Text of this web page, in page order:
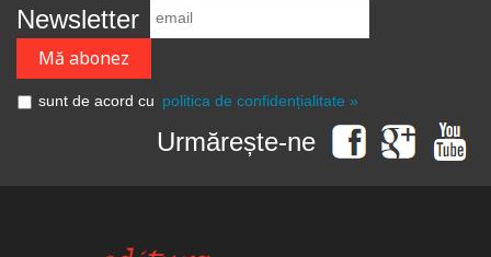
Newsletter
sunt de acord cu politica de confidențialitate »
Urmărește-ne